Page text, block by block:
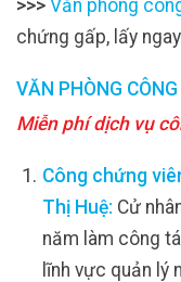
>>> Văn phòng
chứng gấp, lấy
VĂN PHÒNG
Miễn phí dịch vụ
Công chứng
Thị Huệ: Cử
năm làm công
lĩnh vực quản lý